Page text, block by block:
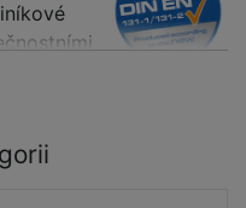
profilem